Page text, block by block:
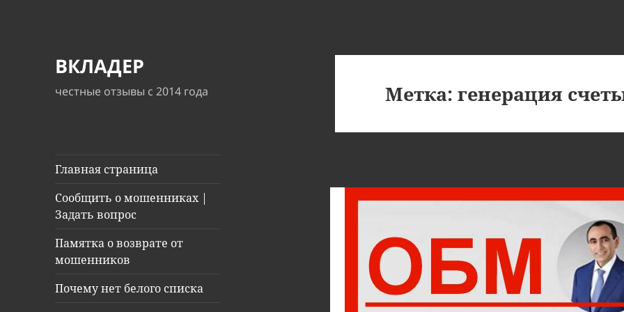
ВКЛАДЕР
честные отзывы с 2014 года
Главная страница
Сообщить о мошенниках |
Задать вопрос
Памятка о возврате от
мошенников
Почему нет белого списка
Метка:генерация